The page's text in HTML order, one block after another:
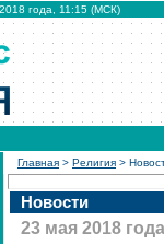
года, 11:15 (МСК)
Главная > Религия >
Новости
23 мая 2018